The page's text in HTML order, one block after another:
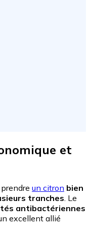
et
un citron bien
tranches. Le
antibactériennes
excellent allié